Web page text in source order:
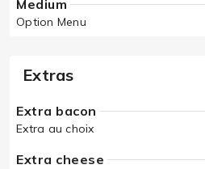
Medium
Option Menu
Extras
Extra bacon
Extra au choix
Extra cheese